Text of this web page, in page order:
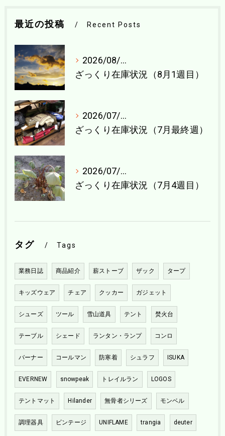
最近の投稿 Recent Posts
2026/08/04
ざっくり在庫状況（8月1週目）
2026/07/27
ざっくり在庫状況（7月最終週）
2026/07/21
ざっくり在庫状況（7月4週目）
タグ Tags
業務日誌 商品紹介 薪ストーブ ザック タープ
キッズウェア チェア クッカー ガジェット
シューズ ツール 雪山道具 テント 焚火台
テーブル シェード ランタン・ランプ コンロ
バーナー コールマン 防寒着 シュラフ ISUKA
EVERNEW snowpeak トレイルラン LOGOS
テントマット Hilander 無骨者シリーズ モンベル
調理器具 ビンテージ UNIFLAME trangia deuter